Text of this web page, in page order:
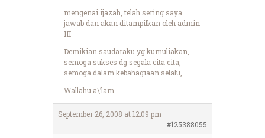
mengenai ijazah, telah sering saya
jawab dan akan ditampilkan oleh admin
III
Demikian saudaraku yg kumuliakan,
semoga sukses dg segala cita cita,
semoga dalam kebahagiaan selalu,
Wallahu a\’lam
September 26, 2008 at 12:09 pm
#125388055